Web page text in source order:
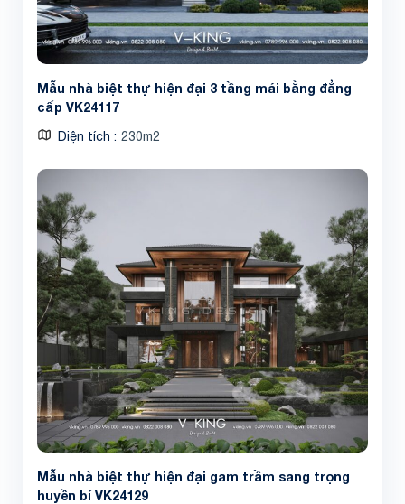
Mẫu nhà biệt thự hiện đại 3 tầng mái bằng đẳng
cấp VK24117
Diện tích 230m2
Mẫu nhà biệt thự hiện đại gam trầm sang trọng
huyền bí VK24129